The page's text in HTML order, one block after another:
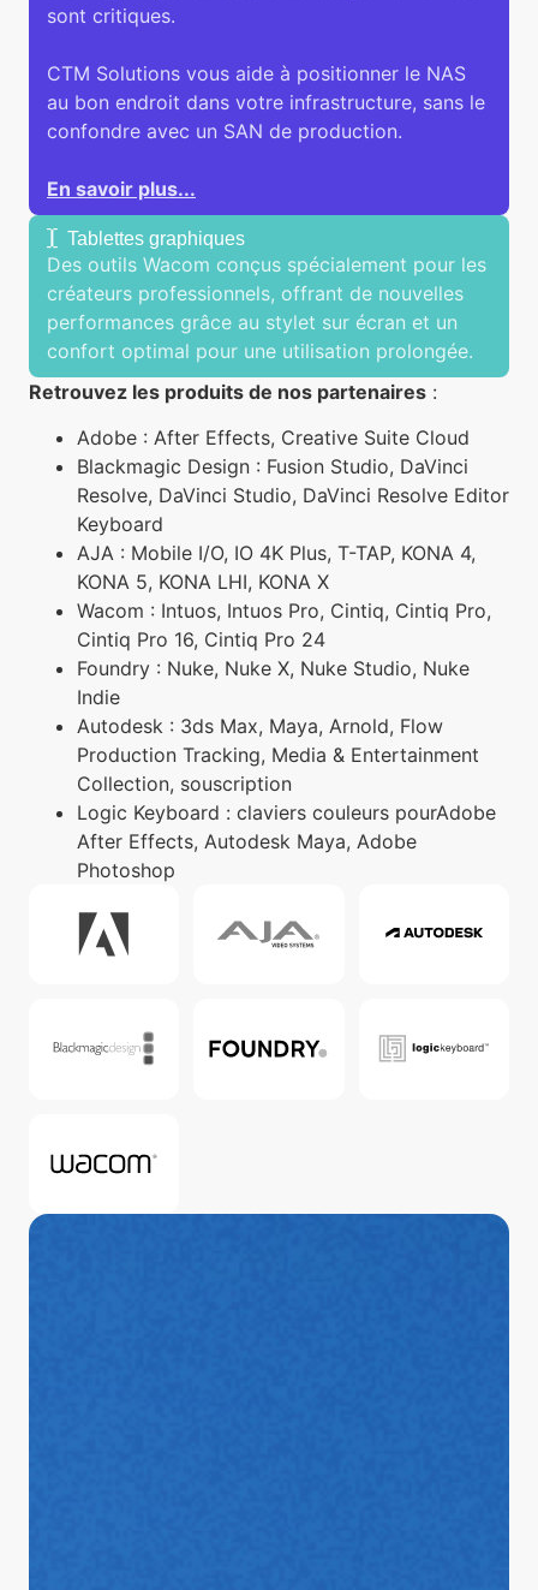
sont critiques.
CTM Solutions vous aide à positionner le NAS
au bon endroit dans votre infrastructure, sans le
confondre avec un SAN de production.
En savoir plus...
Tablettes graphiques
Des outils Wacom conçus spécialement pour les
créateurs professionnels, offrant de nouvelles
performances grâce au stylet sur écran et un
confort optimal pour une utilisation prolongée.
Retrouvez les produits de nos partenaires :
Adobe : After Effects, Creative Suite Cloud
Blackmagic Design : Fusion Studio, DaVinci
Resolve, DaVinci Studio, DaVinci Resolve Editor
Keyboard
AJA : Mobile I/O, IO 4K Plus, T-TAP, KONA 4,
KONA 5, KONA LHI, KONA X
Wacom : Intuos, Intuos Pro, Cintiq, Cintiq Pro,
Cintiq Pro 16, Cintiq Pro 24
Foundry : Nuke, Nuke X, Nuke Studio, Nuke
Indie
Autodesk : 3ds Max, Maya, Arnold, Flow
Production Tracking, Media & Entertainment
Collection, souscription
Logic Keyboard : claviers couleurs pourAdobe
After Effects, Autodesk Maya, Adobe
Photoshop